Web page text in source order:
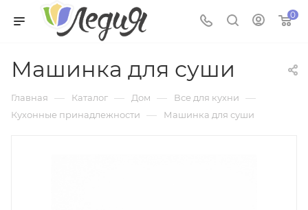
0
Машинка для суши
Главная — Каталог — Дом — Все для кухни —
Кухонные принадлежности — Машинка для суши